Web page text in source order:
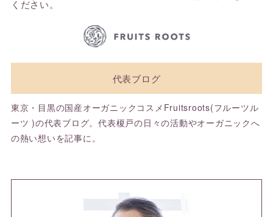
ください。
代表ブログ
東京・目黒の国産オーガニックコスメFruitsroots(フルーツル
ーツ )の代表ブログ。代表榎戸の日々の活動やオーガニックへ
の熱い想いを記事に。